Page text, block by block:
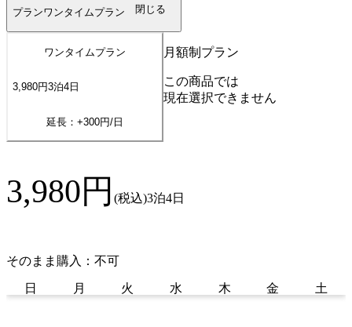
プランワンタイムプラン 閉じる
ワンタイムプラン
3,980円3泊4 日
延長：+300円/日
月額制プラン
この商品では
現在選択できません
3,980円 (税込)3泊4日
そのまま購入：不可
日 月 火 水 木 金 土